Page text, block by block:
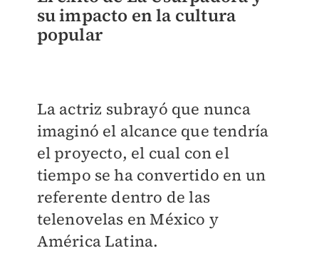
su impacto en la cultura
popular
La actriz subrayó que nunca
imaginó el alcance que tendría
el proyecto, el cual con el
tiempo se ha convertido en un
referente dentro de las
telenovelas en México y
América Latina.